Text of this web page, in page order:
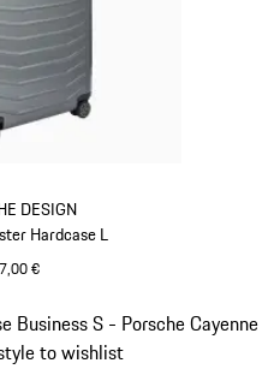
DESIGN
Hardcase L
€
Business S - Porsche Cayenne
to wishlist